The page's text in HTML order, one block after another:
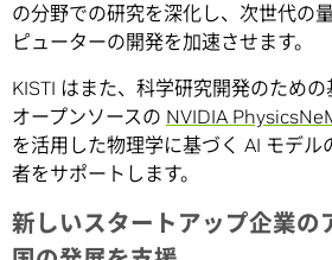
の分野での研究を深化し、次世代の
ピューターの開発を加速させます。
KISTI はまた、科学研究開発のための
オープンソースの NVIDIA
を活用した物理学に基づく AI モデル
者をサポートします。
新しいスタートアップ企業の